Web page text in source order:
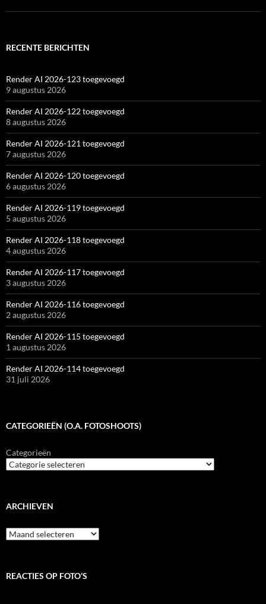
RECENTE BERICHTEN
Render AI 2026-123 toegevoegd
9 augustus 2026
Render AI 2026-122 toegevoegd
8 augustus 2026
Render AI 2026-121 toegevoegd
7 augustus 2026
Render AI 2026-120 toegevoegd
6 augustus 2026
Render AI 2026-119 toegevoegd
5 augustus 2026
Render AI 2026-118 toegevoegd
4 augustus 2026
Render AI 2026-117 toegevoegd
3 augustus 2026
Render AI 2026-116 toegevoegd
2 augustus 2026
Render AI 2026-115 toegevoegd
1 augustus 2026
Render AI 2026-114 toegevoegd
31 juli 2026
CATEGORIEËN (O.A. FOTOSHOOTS)
Categorieën
ARCHIEVEN
Archieven
REACTIES OP FOTO’S